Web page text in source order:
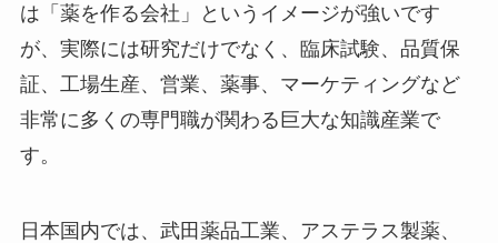
は「薬を作る会社」というイメージが強いです
が、実際には研究だけでなく、臨床試験、品質保
証、工場生産、営業、薬事、マーケティングなど
非常に多くの専門職が関わる巨大な知識産業で
す。
日本国内では、武田薬品工業、アステラス製薬、